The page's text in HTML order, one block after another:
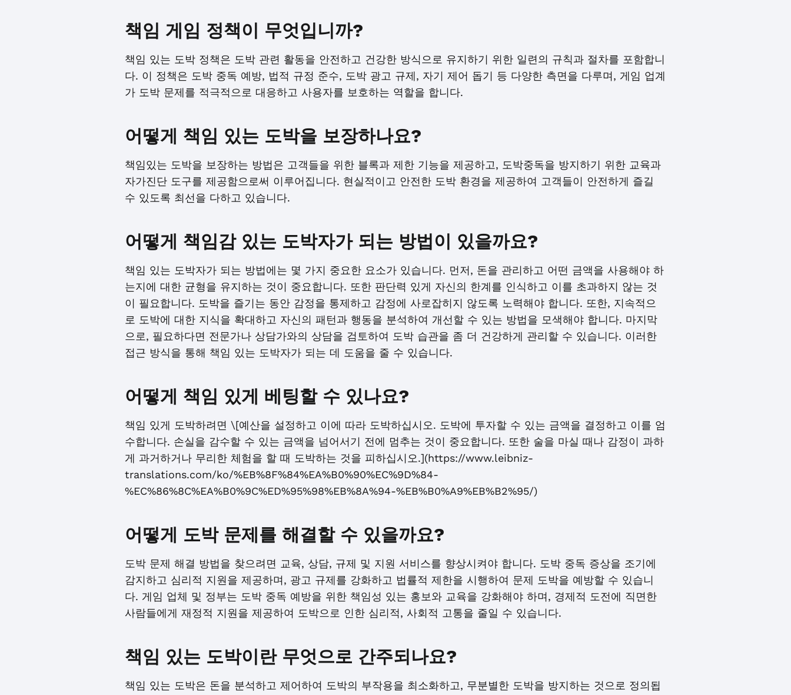
책임 게임 정책이 무엇입니까?
책임 있는 도박 정책은 도박 관련 활동을 안전하고 건강한 방식으로 유지하기 위한 일련의 규칙과 절차를 포함합니
다. 이 정책은 도박 중독 예방, 법적 규정 준수, 도박 광고 규제, 자기 제어 돕기 등 다양한 측면을 다루며, 게임 업계
가 도박 문제를 적극적으로 대응하고 사용자를 보호하는 역할을 합니다.
어떻게 책임 있는 도박을 보장하나요?
책임있는 도박을 보장하는 방법은 고객들을 위한 블록과 제한 기능을 제공하고, 도박중독을 방지하기 위한 교육과
자가진단 도구를 제공함으로써 이루어집니다. 현실적이고 안전한 도박 환경을 제공하여 고객들이 안전하게 즐길
수 있도록 최선을 다하고 있습니다.
어떻게 책임감 있는 도박자가 되는 방법이 있을까요?
책임 있는 도박자가 되는 방법에는 몇 가지 중요한 요소가 있습니다. 먼저, 돈을 관리하고 어떤 금액을 사용해야 하
는지에 대한 균형을 유지하는 것이 중요합니다. 또한 판단력 있게 자신의 한계를 인식하고 이를 초과하지 않는 것
이 필요합니다. 도박을 즐기는 동안 감정을 통제하고 감정에 사로잡히지 않도록 노력해야 합니다. 또한, 지속적으
로 도박에 대한 지식을 확대하고 자신의 패턴과 행동을 분석하여 개선할 수 있는 방법을 모색해야 합니다. 마지막
으로, 필요하다면 전문가나 상담가와의 상담을 검토하여 도박 습관을 좀 더 건강하게 관리할 수 있습니다. 이러한
접근 방식을 통해 책임 있는 도박자가 되는 데 도움을 줄 수 있습니다.
어떻게 책임 있게 베팅할 수 있나요?
책임 있게 도박하려면 \[예산을 설정하고 이에 따라 도박하십시오. 도박에 투자할 수 있는 금액을 결정하고 이를 엄
수합니다. 손실을 감수할 수 있는 금액을 넘어서기 전에 멈추는 것이 중요합니다. 또한 술을 마실 때나 감정이 과하
게 과거하거나 무리한 체험을 할 때 도박하는 것을 피하십시오.](https://www.leibniz-
translations.com/ko/%EB%8F%84%EA%B0%90%EC%9D%84-
%EC%86%8C%EA%B0%9C%ED%95%98%EB%8A%94-%EB%B0%A9%EB%B2%95/)
어떻게 도박 문제를 해결할 수 있을까요?
도박 문제 해결 방법을 찾으려면 교육, 상담, 규제 및 지원 서비스를 향상시켜야 합니다. 도박 중독 증상을 조기에
감지하고 심리적 지원을 제공하며, 광고 규제를 강화하고 법률적 제한을 시행하여 문제 도박을 예방할 수 있습니
다. 게임 업체 및 정부는 도박 중독 예방을 위한 책임성 있는 홍보와 교육을 강화해야 하며, 경제적 도전에 직면한
사람들에게 재정적 지원을 제공하여 도박으로 인한 심리적, 사회적 고통을 줄일 수 있습니다.
책임 있는 도박이란 무엇으로 간주되나요?
책임 있는 도박은 돈을 분석하고 제어하여 도박의 부작용을 최소화하고, 무분별한 도박을 방지하는 것으로 정의됩